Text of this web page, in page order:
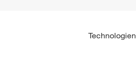
Technologien